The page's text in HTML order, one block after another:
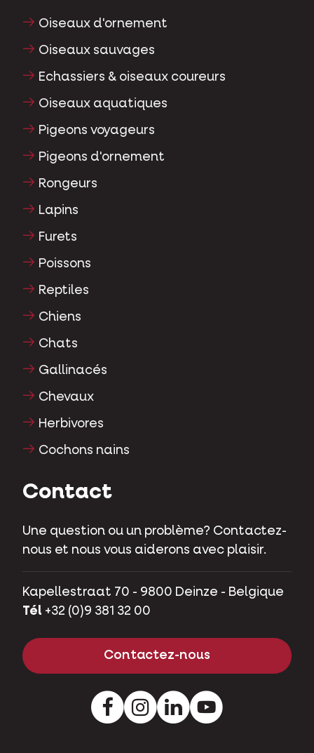
Oiseaux d'ornement
Oiseaux sauvages
Echassiers & oiseaux coureurs
Oiseaux aquatiques
Pigeons voyageurs
Pigeons d'ornement
Rongeurs
Lapins
Furets
Poissons
Reptiles
Chiens
Chats
Gallinacés
Chevaux
Herbivores
Cochons nains
Contact
Une question ou un problème? Contactez-
nous et nous vous aiderons avec plaisir.
Kapellestraat 70 - 9800 Deinze - Belgique
Tél +32 (0)9 381 32 00
Contactez-nous
FacebookInstagramLinkedInYoutube